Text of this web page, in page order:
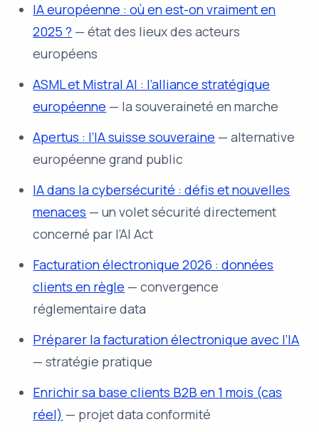
IA européenne : où en est-on vraiment en
2025 ? — état des lieux des acteurs
européens
ASML et Mistral AI : l’alliance stratégique
européenne — la souveraineté en marche
Apertus : l’IA suisse souveraine — alternative
européenne grand public
IA dans la cybersécurité : défis et nouvelles
menaces — un volet sécurité directement
concerné par l’AI Act
Facturation électronique 2026 : données
clients en règle — convergence
réglementaire data
Préparer la facturation électronique avec l’IA
— stratégie pratique
Enrichir sa base clients B2B en 1 mois (cas
réel) — projet data conformité